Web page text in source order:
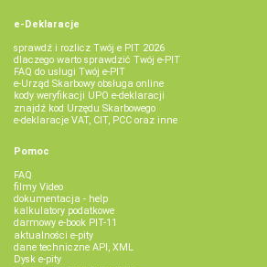
e-Deklaracje
sprawdź i rozlicz Twój e PIT 2026
dlaczego warto sprawdzić Twój e-PIT
FAQ do usługi Twój e-PIT
e-Urząd Skarbowy obsługa online
kody weryfikacji UPO e-deklaracji
znajdź kod Urzędu Skarbowego
e-deklaracje VAT, CIT, PCC oraz inne
Pomoc
FAQ
filmy Video
dokumentacja - help
kalkulatory podatkowe
darmowy e-book PIT-11
aktualności e-pity
dane techniczne API, XML
Dysk e-pity